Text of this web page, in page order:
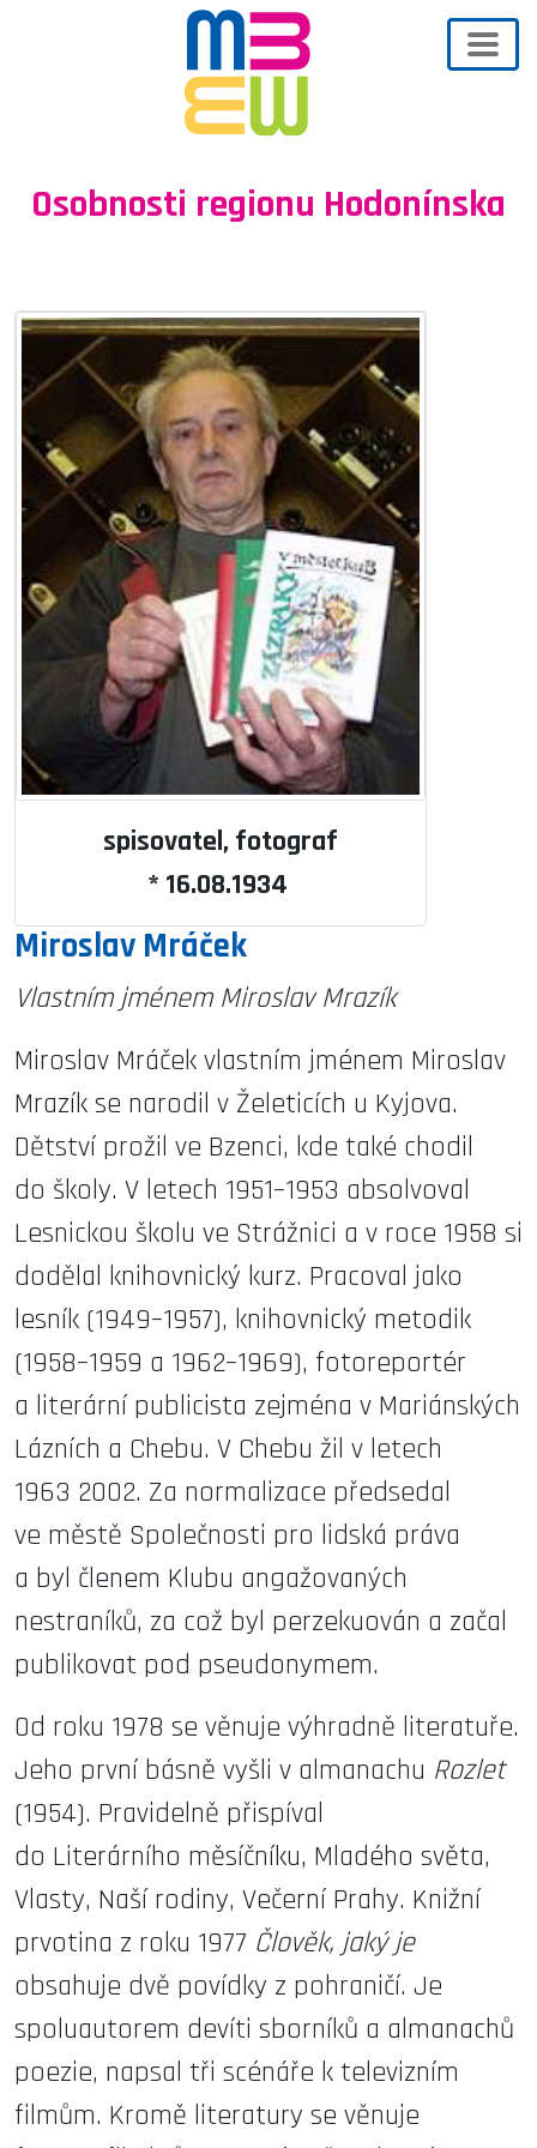
Osobnosti regionu Hodonínska
spisovatel, fotograf
* 16.08.1934
Miroslav Mráček
Vlastním jménem Miroslav Mrazík
Miroslav Mráček vlastním jménem Miroslav
Mrazík se narodil v Želeticích u Kyjova.
Dětství prožil ve Bzenci, kde také chodil
do školy. V letech 1951–1953 absolvoval
Lesnickou školu ve Strážnici a v roce 1958 si
dodělal knihovnický kurz. Pracoval jako
lesník (1949–1957), knihovnický metodik
(1958–1959 a 1962–1969), fotoreportér
a literární publicista zejména v Mariánských
Lázních a Chebu. V Chebu žil v letech
1963 2002. Za normalizace předsedal
ve městě Společnosti pro lidská práva
a byl členem Klubu angažovaných
nestraníků, za což byl perzekuován a začal
publikovat pod pseudonymem.
Od roku 1978 se věnuje výhradně literatuře.
Jeho první básně vyšli v almanachu Rozlet
(1954). Pravidelně přispíval
do Literárního měsíčníku, Mladého světa,
Vlasty, Naší rodiny, Večerní Prahy. Knižní
prvotina z roku 1977 Člověk, jaký je
obsahuje dvě povídky z pohraničí. Je
spoluautorem devíti sborníků a almanachů
poezie, napsal tři scénáře k televizním
filmům. Kromě literatury se věnuje